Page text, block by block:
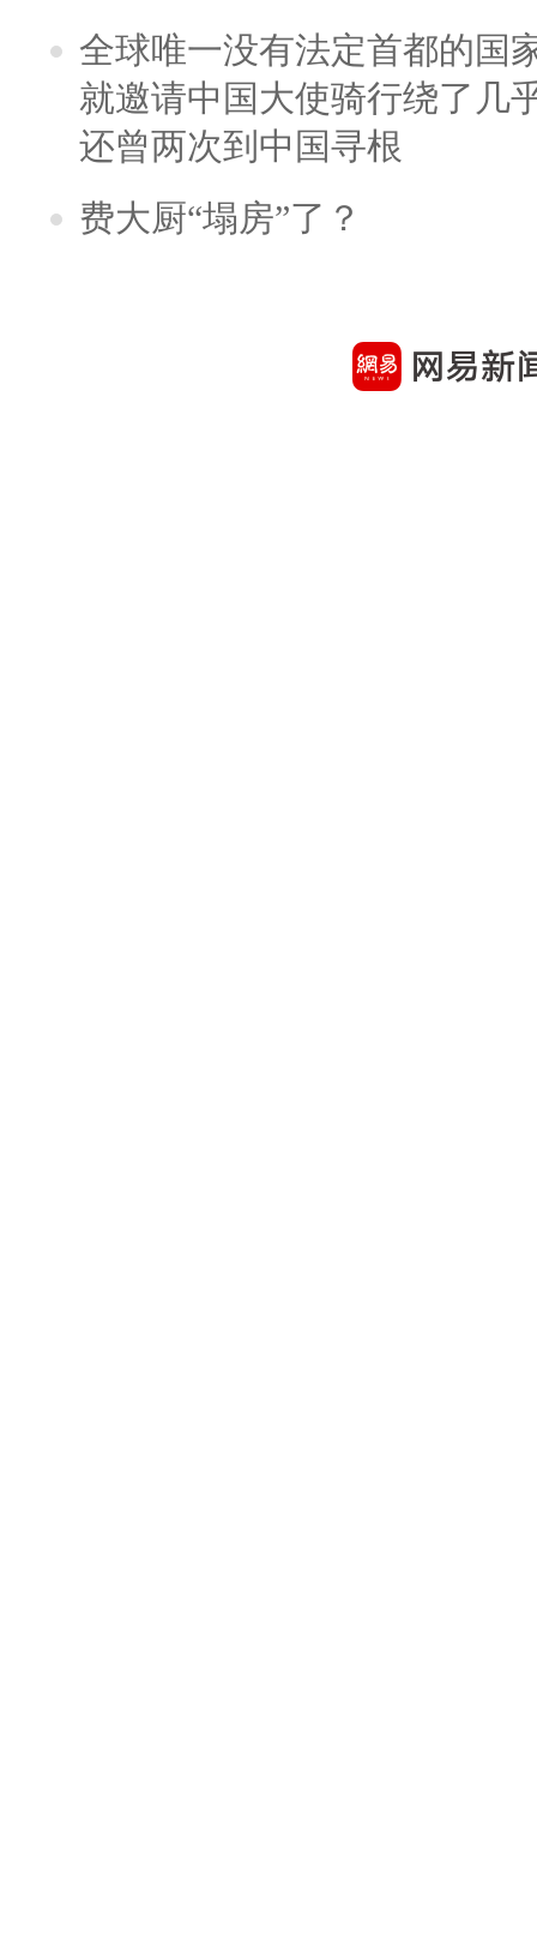
全球唯一没有法定首都的国
就邀请中国大使骑行绕了几
还曾两次到中国寻根
费大厨“塌房”了？